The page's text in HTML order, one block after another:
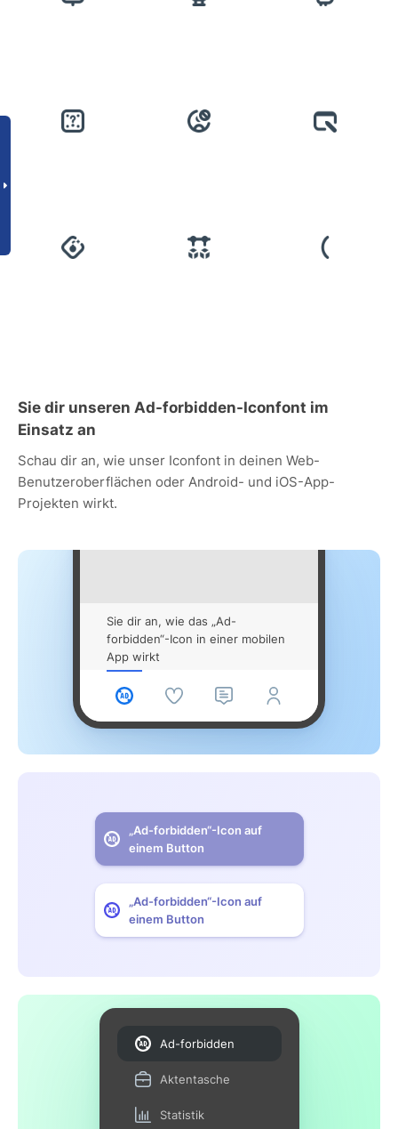
Sie dir unseren Ad-forbidden-Iconfont im
Einsatz an
Schau dir an, wie unser Iconfont in deinen Web-
Benutzeroberflächen oder Android- und iOS-App-
Projekten wirkt.
Sie dir an, wie das „Ad-
forbidden“-Icon in einer mobilen
App wirkt
„Ad-forbidden“-Icon auf
einem Button
„Ad-forbidden“-Icon auf
einem Button
Ad-forbidden
Aktentasche
Statistik